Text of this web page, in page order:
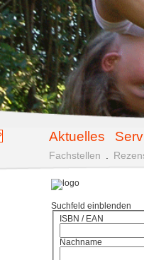
Aktuelles
Fachstellen
Suchfeld einblenden
ISBN / EAN
Nachname